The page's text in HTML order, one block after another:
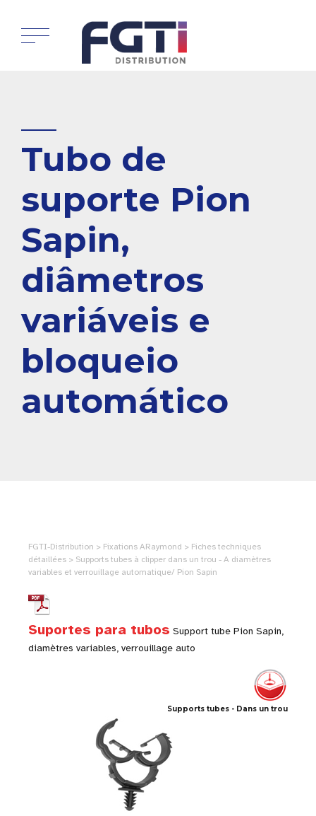
Tubo de
suporte Pion
Sapin,
diâmetros
variáveis e
bloqueio
automático
FGTI-Distribution > Fixations ARaymond > Fiches techniques
détaillées > Supports tubes à clipper dans un trou - A diamètres
variables et verrouillage automatique/ Pion Sapin
Suportes para tubos Support tube Pion Sapin,
diamètres variables, verrouillage auto
Supports tubes - Dans un trou